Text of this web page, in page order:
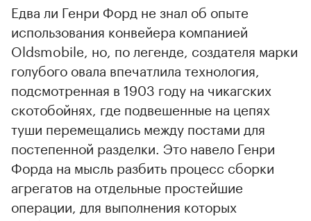
Едва ли Генри Форд не знал об опыте
использования конвейера компанией
Oldsmobile, но, по легенде, создателя марки
голубого овала впечатлила технология,
подсмотренная в 1903 году на чикагских
скотобойнях, где подвешенные на цепях
туши перемещались между постами для
постепенной разделки. Это навело Генри
Форда на мысль разбить процесс сборки
агрегатов на отдельные простейшие
операции, для выполнения которых